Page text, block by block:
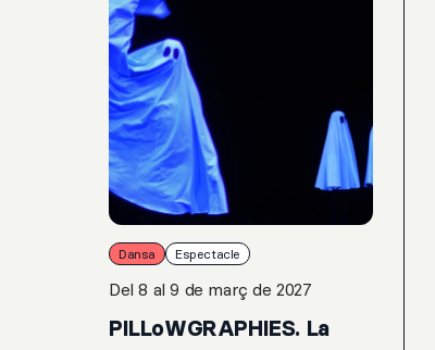
Dansa Espectacle
Del 8 al 9 de març de 2027
PILLoWGRAPHIES. La